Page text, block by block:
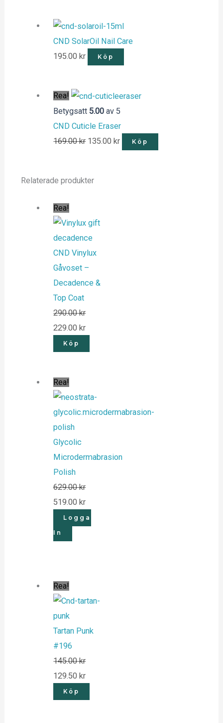
CND SolarOil Nail Care
195.00kr Köp
Rea!
Betygsatt5.00 av 5
CND Cuticle Eraser
169.00kr 135.00kr Köp
Relaterade produkter
Rea!
CND Vinylux
Gåvoset –
Decadence &
Top Coat
290.00kr
229.00kr
Köp
Rea!
Glycolic
Microdermabrasion
Polish
629.00kr
519.00kr
Logga
In
Rea!
Tartan Punk
#196
145.00kr
129.50kr
Köp